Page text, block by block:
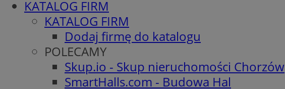
KATALOG FIRM
KATALOG FIRM
Dodaj firmę do katalogu
POLECAMY
Skup.io - Skup nieruchomości Chorzów
SmartHalls.com - Budowa Hal